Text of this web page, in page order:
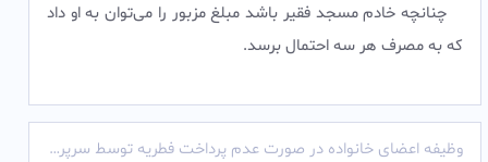
چنانچه خادم مسجد فقیر باشد مبلغ مزبور را می‌توان به او داد
که به مصرف هر سه احتمال برسد.
وظیفه اعضای خانواده در صورت عدم پرداخت فطریه توسط سرپرست